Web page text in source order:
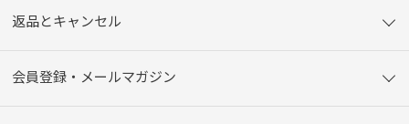
返品とキャンセル
会員登録・メールマガジン